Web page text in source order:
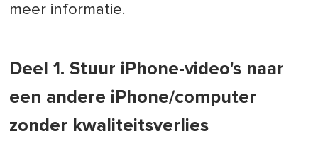
meer informatie.
Deel 1. Stuur iPhone-video's naar
een andere iPhone/computer
zonder kwaliteitsverlies